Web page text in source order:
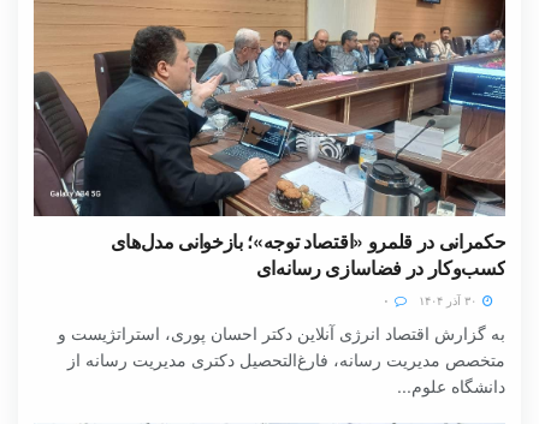
حکمرانی در قلمرو «اقتصاد توجه»؛ بازخوانی مدل‌های
کسب‌وکار در فضاسازی رسانه‌ای
به گزارش اقتصاد انرژی آنلاین دکتر احسان پوری، استراتژیست و
متخصص مدیریت رسانه، فارغ‌التحصیل دکتری مدیریت رسانه از
دانشگاه علوم...